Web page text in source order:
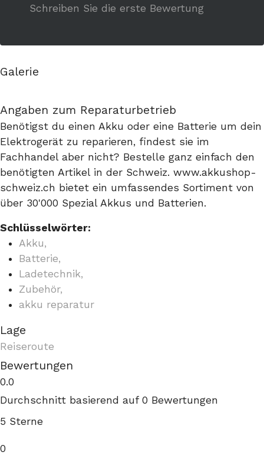
Schreiben Sie die erste Bewertung
Galerie
Angaben zum Reparaturbetrieb
Benötigst du einen Akku oder eine Batterie um dein
Elektrogerät zu reparieren, findest sie im
Fachhandel aber nicht? Bestelle ganz einfach den
benötigten Artikel in der Schweiz. www.akkushop-
schweiz.ch bietet ein umfassendes Sortiment von
über 30'000 Spezial Akkus und Batterien.
Schlüsselwörter:
Akku,
Batterie,
Ladetechnik,
Zubehör,
akku reparatur
Lage
Reiseroute
Bewertungen
0.0
Durchschnitt basierend auf 0 Bewertungen
5 Sterne
0